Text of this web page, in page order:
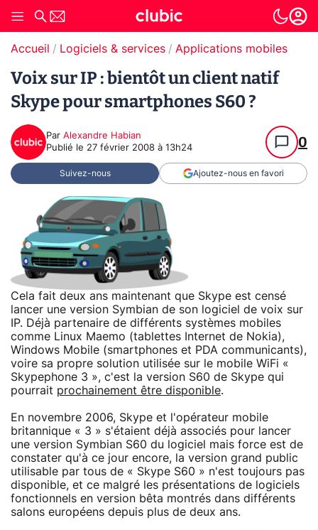
Accueil Logiciels & services Applications mobiles
Voix sur IP : bientôt un client natif
Skype pour smartphones S60 ?
Par Alexandre Habian
Publié le 27 février 2008 à 13h24 0
Suivez-nous Ajoutez-nous en favori
Cela fait deux ans maintenant que Skype est censé
lancer une version Symbian de son logiciel de voix sur
IP. Déjà partenaire de différents systèmes mobiles
comme Linux Maemo (tablettes Internet de Nokia),
Windows Mobile (smartphones et PDA communicants),
voire sa propre solution utilisée sur le mobile WiFi «
Skypephone 3 », c'est la version S60 de Skype qui
pourrait prochainement être disponible.
En novembre 2006, Skype et l'opérateur mobile
britannique « 3 » s'étaient déjà associés pour lancer
une version Symbian S60 du logiciel mais force est de
constater qu'à ce jour encore, la version grand public
utilisable par tous de « Skype S60 » n'est toujours pas
disponible, et ce malgré les présentations de logiciels
fonctionnels en version bêta montrés dans différents
salons européens depuis plus de deux ans.